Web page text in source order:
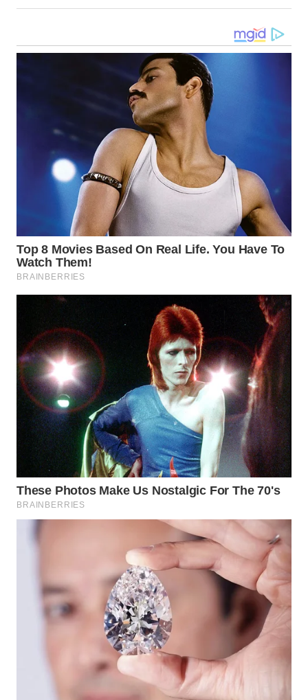
WN
TANJUNG
WN
SIMALUNGUN
LABUHANBATU
WN
TAPANULI
TENGAH
WN DELI
SERDANG
WN
TEBING
TINGGI
WN
KARAWANG
WN